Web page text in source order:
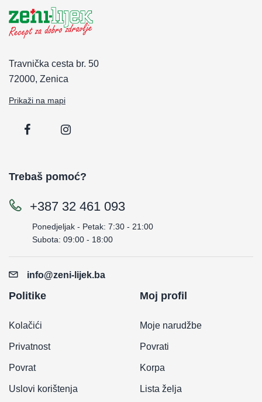
Travnička cesta br. 50
72000, Zenica
Prikaži na mapi
Trebaš pomoć?
+387 32 461 093
Ponedjeljak - Petak: 7:30 - 21:00
Subota: 09:00 - 18:00
info@zeni-lijek.ba
Politike
Kolačići
Privatnost
Povrat
Uslovi korištenja
Moj profil
Moje narudžbe
Povrati
Korpa
Lista želja